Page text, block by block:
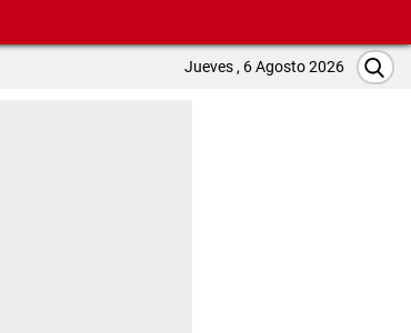
Jueves , 6 Agosto 2026